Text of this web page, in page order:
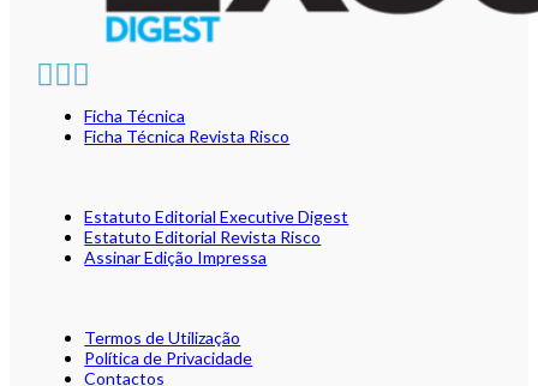
Ficha Técnica
Ficha Técnica Revista Risco
Estatuto Editorial Executive Digest
Estatuto Editorial Revista Risco
Assinar Edição Impressa
Termos de Utilização
Política de Privacidade
Contactos